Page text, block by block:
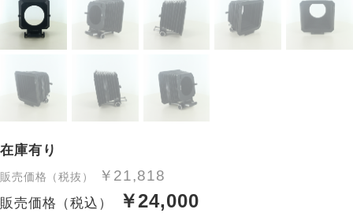
在庫有り
販売価格（税抜） ￥21,818
販売価格（税込） ￥24,000